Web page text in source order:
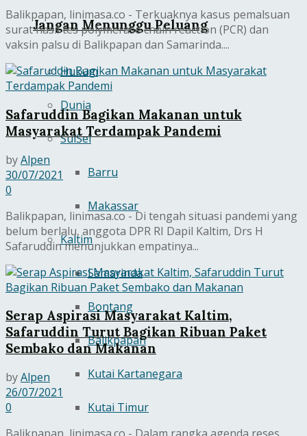
Jangan Menunggu Peluang
Hukum
Dunia
SulSel
Barru
Makassar
Kaltim
Samarinda
Bontang
Balikpapan
Kutai Kartanegara
Kutai Timur
Balikpapan, linimasa.co - Terkuaknya kasus pemalsuan
surat hasil tes polymerase chain reaction (PCR) dan
vaksin palsu di Balikpapan dan Samarinda....
Safaruddin Bagikan Makanan untuk
Masyarakat Terdampak Pandemi
byAlpen
30/07/2021
0
Balikpapan, linimasa.co - Di tengah situasi pandemi yang
belum berlalu, anggota DPR RI Dapil Kaltim, Drs H
Safaruddin menunjukkan empatinya...
Serap Aspirasi Masyarakat Kaltim,
Safaruddin Turut Bagikan Ribuan Paket
Sembako dan Makanan
byAlpen
26/07/2021
0